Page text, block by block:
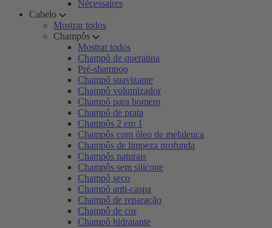
Nécessaires
Cabelo
Mostrar todos
Champôs
Mostrar todos
Champô de queratina
Pré-shampoo
Champô suavizante
Champô volumizador
Champô para homem
Champô de prata
Champôs 2 em 1
Champôs com óleo de melaleuca
Champôs de limpeza profunda
Champôs naturais
Champôs sem silicone
Champô seco
Champô anti-caspa
Champô de reparação
Champô de cor
Champô hidratante